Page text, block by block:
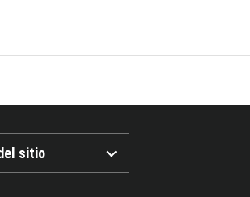
sitio